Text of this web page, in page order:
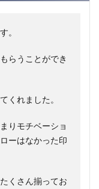
。
らうことができ
くれました。
りモチベーショ
ーはなかった印
くさん揃ってお